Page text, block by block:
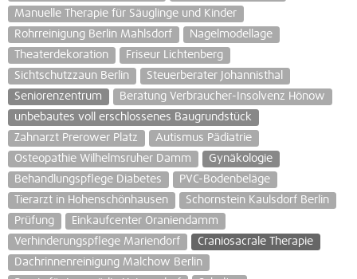
Manuelle Therapie für Säuglinge und Kinder
Rohrreinigung Berlin Mahlsdorf
Nagelmodellage
Theaterdekoration
Friseur Lichtenberg
Sichtschutzzaun Berlin
Steuerberater Johannisthal
Seniorenzentrum
Beratung Verbraucher-Insolvenz Hönow
unbebautes voll erschlossenes Baugrundstück
Zahnarzt Prerower Platz
Autismus Pädiatrie
Osteopathie Wilhelmsruher Damm
Gynäkologie
Behandlungspflege Diabetes
PVC-Bodenbeläge
Tierarzt in Hohenschönhausen
Schornstein Kaulsdorf Berlin
Prüfung
Einkaufcenter Oraniendamm
Verhinderungspflege Mariendorf
Craniosacrale Therapie
Dachrinnenreinigung Malchow Berlin